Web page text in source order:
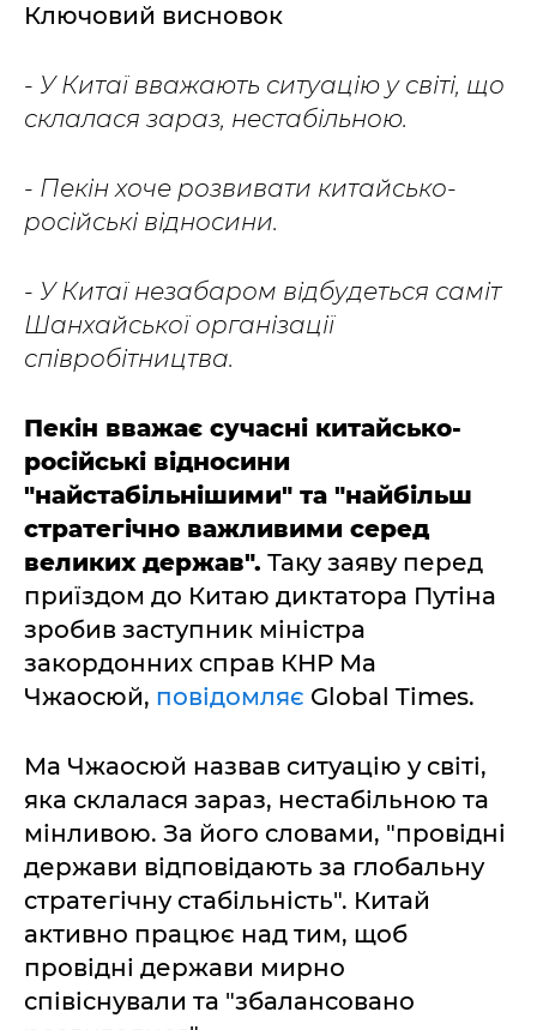
Ключовий висновок
- У Китаї вважають ситуацію у світі, що
склалася зараз, нестабільною.
- Пекін хоче розвивати китайсько-
російські відносини.
- У Китаї незабаром відбудеться саміт
Шанхайської організації
співробітництва.
Пекін вважає сучасні китайсько-
російські відносини
"найстабільнішими" та "найбільш
стратегічно важливими серед
великих держав". Таку заяву перед
приїздом до Китаю диктатора Путіна
зробив заступник міністра
закордонних справ КНР Ма
Чжаосюй, повідомляє Global Times.
Ма Чжаосюй назвав ситуацію у світі,
яка склалася зараз, нестабільною та
мінливою. За його словами, "провідні
держави відповідають за глобальну
стратегічну стабільність". Китай
активно працює над тим, щоб
провідні держави мирно
співіснували та "збалансовано